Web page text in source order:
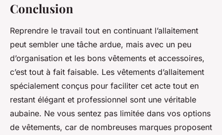
Conclusion
Reprendre le travail tout en continuant l’allaitement
peut sembler une tâche ardue, mais avec un peu
d’organisation et les bons vêtements et accessoires,
c’est tout à fait faisable. Les vêtements d’allaitement
spécialement conçus pour faciliter cet acte tout en
restant élégant et professionnel sont une véritable
aubaine. Ne vous sentez pas limitée dans vos options
de vêtements, car de nombreuses marques proposent